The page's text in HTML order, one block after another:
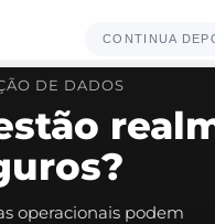
CONTINUA
DE DADOS
operacionais podem